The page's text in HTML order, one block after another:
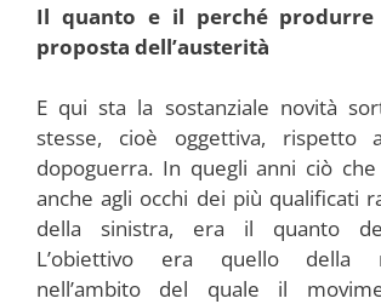
Il quanto e il perché
proposta dell’austerità
E qui sta la sostanziale novità
stesse, cioè oggettiva, rispetto
dopoguerra. In quegli anni ciò
anche agli occhi dei più qualificati
della sinistra, era il quanto
L’obiettivo era quello della
nell’ambito del quale il